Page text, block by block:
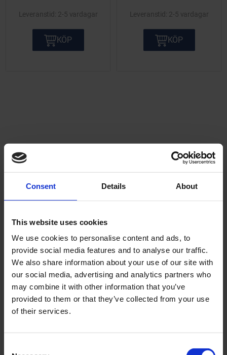
Consent Details About
This website uses cookies
We use cookies to personalise content and ads, to
provide social media features and to analyse our traffic.
We also share information about your use of our site with
our social media, advertising and analytics partners who
may combine it with other information that you’ve
provided to them or that they’ve collected from your use
of their services.
2-5 vardagar
KÖP
2-5 vardagar
KÖP
Centralstöd Jawa 210
30165
595
Lägg till i önskelista
Stödfjäder Jawa 210
30164